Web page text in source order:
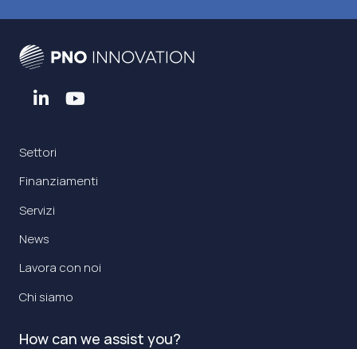
Settori
Finanziamenti
Servizi
News
Lavora con noi
Chi siamo
How can we assist you?